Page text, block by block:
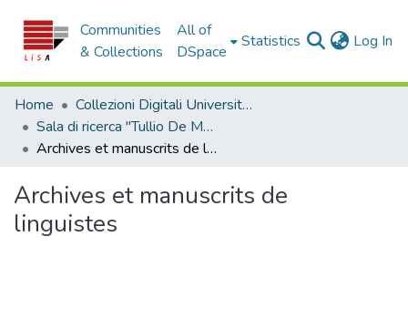
Communities
& Collections
All of
DSpace
Statistics Log In
Home
Collezioni Digitali Università della Calabria
Sala di ricerca "Tullio De Mauro"
Archives et manuscrits de linguistes
Archives et manuscrits de
linguistes